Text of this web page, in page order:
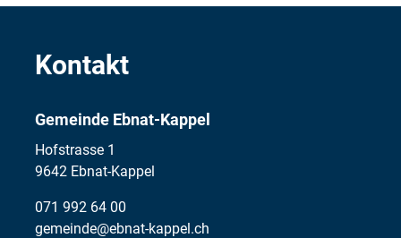
Kontakt
Gemeinde Ebnat-Kappel
Hofstrasse 1
9642 Ebnat-Kappel
071 992 64 00
gemeinde@ebnat-kappel.ch